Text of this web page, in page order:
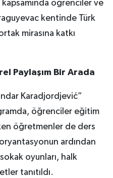
öğrenciler ve
kentinde Türk
mirasına katkı
Paylaşım Bir Arada
Karadjordjević”
öğrenciler eğitim
öğretmenler de ders
ardından
sokak oyunları, halk
tanıtıldı.